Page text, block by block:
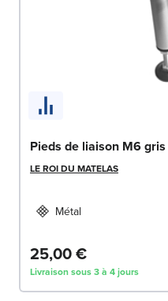
Pieds de liaison M6 gris
LE ROI DU MATELAS
Métal
25,00 €
Livraison sous 3 à 4 jours